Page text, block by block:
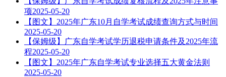
项2025-05-20
【图文】2025年广东10月自学考试成绩查询方式与时间
2025-05-20
【保姆级】广东自学考试学历退税申请条件及2025年流
程2025-05-20
【图文】2025年广东自学考试专业选择五大黄金法则
2025-05-20